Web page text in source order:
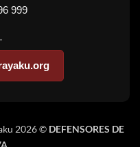
999
2026 © DEFENSORES DE